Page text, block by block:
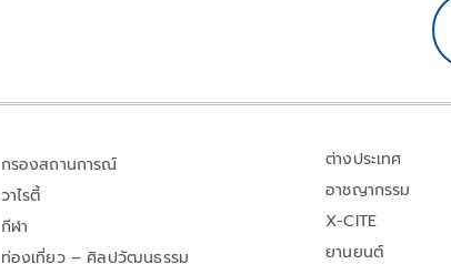
กรองสถานการณ์
วาไรตี้
กีฬา
ท่องเที่ยว – ศิลปวัฒนธรรม
ต่างประเทศ
อาชญากรรม
X-CITE
ยานยนต์